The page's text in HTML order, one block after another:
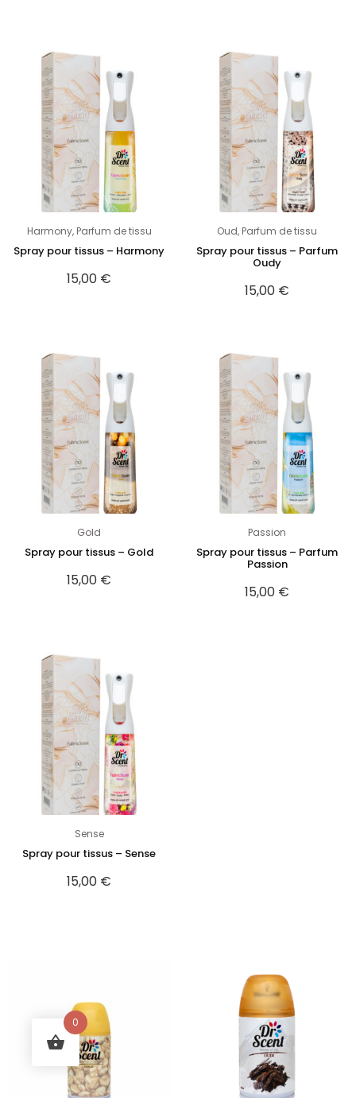
Harmony, Parfum de tissu
Spray pour tissus – Harmony
15,00 €
Oud, Parfum de tissu
Spray pour tissus – Parfum
Oudy
15,00 €
Gold
Spray pour tissus – Gold
15,00 €
Passion
Spray pour tissus – Parfum
Passion
15,00 €
Sense
Spray pour tissus – Sense
15,00 €
0